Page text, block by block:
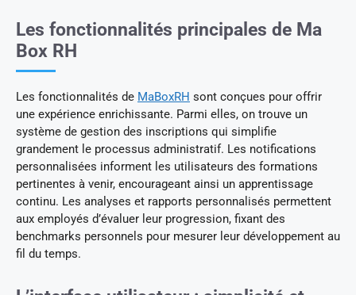
Les fonctionnalités principales de Ma
Box RH
Les fonctionnalités de MaBoxRH sont conçues pour offrir
une expérience enrichissante. Parmi elles, on trouve un
système de gestion des inscriptions qui simplifie
grandement le processus administratif. Les notifications
personnalisées informent les utilisateurs des formations
pertinentes à venir, encourageant ainsi un apprentissage
continu. Les analyses et rapports personnalisés permettent
aux employés d’évaluer leur progression, fixant des
benchmarks personnels pour mesurer leur développement au
fil du temps.